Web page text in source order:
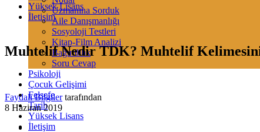
Uzmanına Sorduk
Aile Danışmanlığı
Sosyoloji Testleri
Kitap-Film Analizi
Bağımlılık
Soru Cevap
Psikoloji
Çocuk Gelişimi
Felsefe
Tarih
Yüksek Lisans
İletişim
Yüksek Lisans
İletişim
Muhtelif Nedir TDK? Muhtelif
Faydalı Bilgiler tarafından
8 Haziran 2019